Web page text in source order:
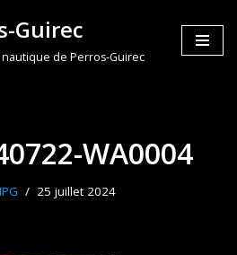
Guirec
de Perros-Guirec
WA0004
25 juillet 2024